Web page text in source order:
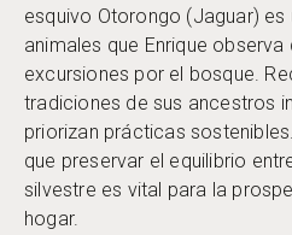
esquivo Otorongo (Jaguar)
animales que Enrique
excursiones por el bosque.
tradiciones de sus ancestros
priorizan prácticas
que preservar el equilibrio
silvestre es vital para la
hogar.